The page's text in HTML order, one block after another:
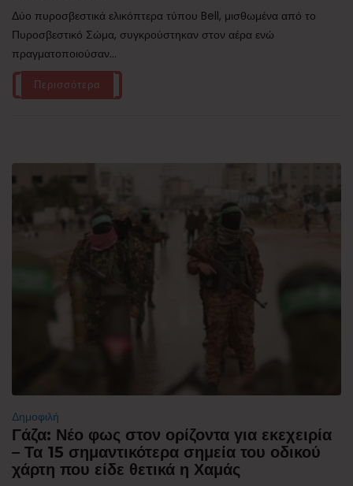
Δύο πυροσβεστικά ελικόπτερα τύπου Bell, μισθωμένα από το
Πυροσβεστικό Σώμα, συγκρούστηκαν στον αέρα ενώ
πραγματοποιούσαν...
Περισσότερα
Δημοφιλή
Γάζα: Νέο φως στον ορίζοντα για εκεχειρία
– Τα 15 σημαντικότερα σημεία του οδικού
χάρτη που είδε θετικά η Χαμάς